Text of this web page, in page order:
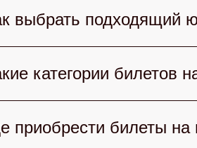
году любители смеха
страны, КВН радует
— культовый юмор и
выбрать подходящий
выборе юмористического
артистов, отзывы
найдете концерт, где
категории билетов
нашем сайте доступны
и бонусами.
приобрести билеты